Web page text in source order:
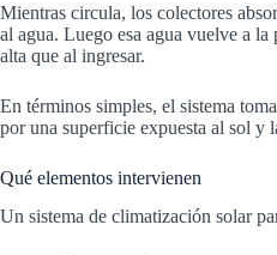
Mientras circula, los colectores
al agua. Luego esa agua vuelve a
alta que al ingresar.
En términos simples, el sistema
por una superficie expuesta al sol y
Qué elementos intervienen
Un sistema de climatización solar